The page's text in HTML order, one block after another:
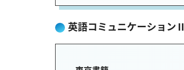
英語コミュニケーションⅡ